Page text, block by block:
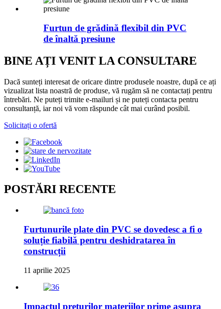
Furtun de grădină flexibil din PVC
de înaltă presiune
BINE AȚI VENIT LA CONSULTARE
Dacă sunteți interesat de oricare dintre produsele noastre, după ce ați
vizualizat lista noastră de produse, vă rugăm să ne contactați pentru
întrebări. Ne puteți trimite e-mailuri și ne puteți contacta pentru
consultanță, iar noi vă vom răspunde cât mai curând posibil.
Solicitați o ofertă
POSTĂRI RECENTE
Furtunurile plate din PVC se dovedesc a fi o
soluție fiabilă pentru deshidratarea în
construcții
11 aprilie 2025
Impactul prețurilor materiilor prime asupra